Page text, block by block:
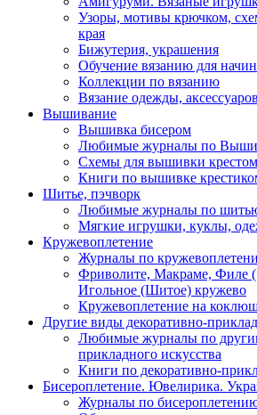
Узоры, мотивы крючком,
края
Бижутерия, украшения
Обучение вязанию для
Коллекции по вязанию
Вязание одежды, аксессуаров
Вышивание
Вышивка бисером
Любимые журналы по
Схемы для вышивки крестом
Книги по вышивке
Шитье, пэчворк
Любимые журналы по
Мягкие игрушки, куклы,
Кружевоплетение
Журналы по
Фриволите, Макраме, Филе
Игольное (Шитое) кружево
Кружевоплетение на
Другие виды декоративно-
Любимые журналы по
прикладного искусства
Книги по декоративно-
Бисероплетение. Ювелирика.
Журналы по